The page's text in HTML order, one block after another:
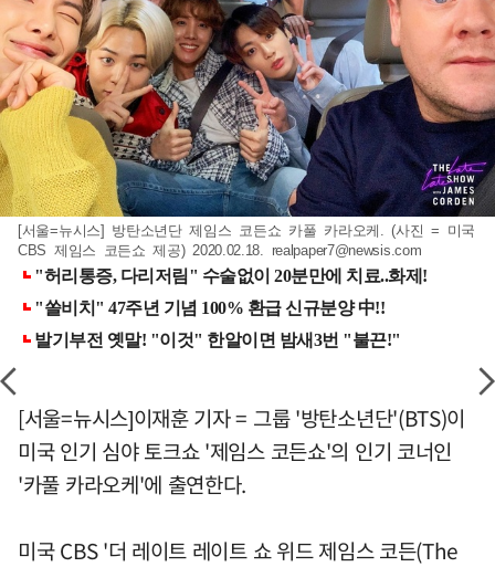
[서울=뉴시스] 방탄소년단 제임스 코든쇼 카풀 카라오케. (사진 = 미국
CBS 제임스 코든쇼 제공) 2020.02.18. realpaper7@newsis.com
[서울=뉴시스]이재훈 기자 = 그룹 '방탄소년단'(BTS)이
미국 인기 심야 토크쇼 '제임스 코든쇼'의 인기 코너인
'카풀 카라오케'에 출연한다.
미국 CBS '더 레이트 레이트 쇼 위드 제임스 코든(The